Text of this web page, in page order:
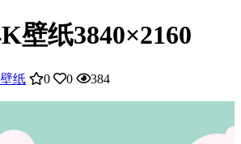
壁纸3840×2160
纸 0 0 384